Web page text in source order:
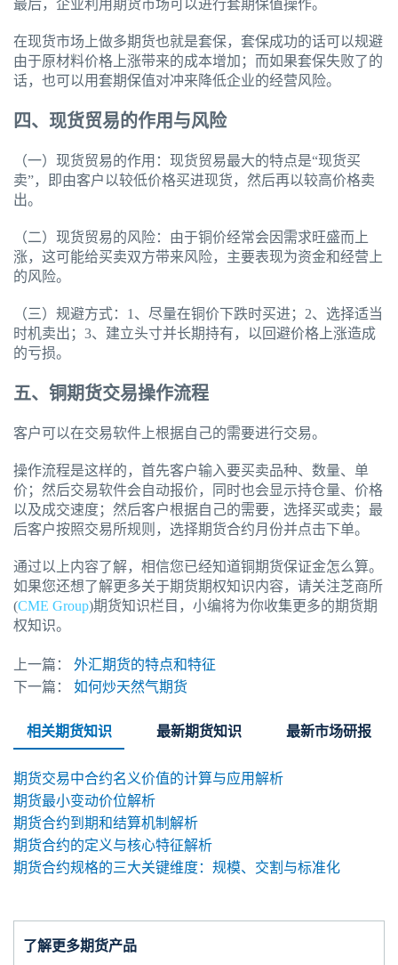
了解更多期货产品
最后，企业利用期货市场可以进行套期保值操作。
在现货市场上做多期货也就是套保，套保成功的话可以规避
由于原材料价格上涨带来的成本增加；而如果套保失败了的
话，也可以用套期保值对冲来降低企业的经营风险。
四、现货贸易的作用与风险
（一）现货贸易的作用：现货贸易最大的特点是“现货买
卖”，即由客户以较低价格买进现货，然后再以较高价格卖
出。
（二）现货贸易的风险：由于铜价经常会因需求旺盛而上
涨，这可能给买卖双方带来风险，主要表现为资金和经营上
的风险。
（三）规避方式：1、尽量在铜价下跌时买进；2、选择适当
时机卖出；3、建立头寸并长期持有，以回避价格上涨造成
的亏损。
五、铜期货交易操作流程
客户可以在交易软件上根据自己的需要进行交易。
操作流程是这样的，首先客户输入要买卖品种、数量、单
价；然后交易软件会自动报价，同时也会显示持仓量、价格
以及成交速度；然后客户根据自己的需要，选择买或卖；最
后客户按照交易所规则，选择期货合约月份并点击下单。
通过以上内容了解，相信您已经知道铜期货保证金怎么算。
如果您还想了解更多关于期货期权知识内容，请关注芝商所
(CME Group)期货知识栏目，小编将为你收集更多的期货期
权知识。
上一篇：
外汇期货的特点和特征
下一篇：
如何炒天然气期货
相关期货知识 最新期货知识 最新市场研报
期货交易中合约名义价值的计算与应用解析
期货最小变动价位解析
期货合约到期和结算机制解析
期货合约的定义与核心特征解析
期货合约规格的三大关键维度：规模、交割与标准化